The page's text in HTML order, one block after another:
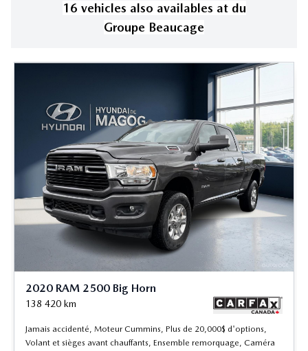
16 vehicles also availables at du
Groupe Beaucage
2020 RAM 2500 Big Horn
138 420 km
Jamais accidenté, Moteur Cummins, Plus de 20,000$ d'options,
Volant et sièges avant chauffants, Ensemble remorquage, Caméra